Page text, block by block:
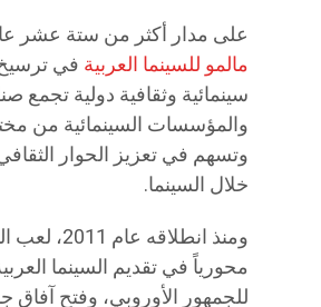
على مدار أكثر من ستة عشر
مالمو للسينما العربية في
سينمائية وثقافية دولية تجمع
والمؤسسات السينمائية من
وتسهم في تعزيز الحوار
خلال السينما.
ومنذ انطلاقه
محورياً في تقديم السينما
للجمهور الأوروبي، وفتح آفاق